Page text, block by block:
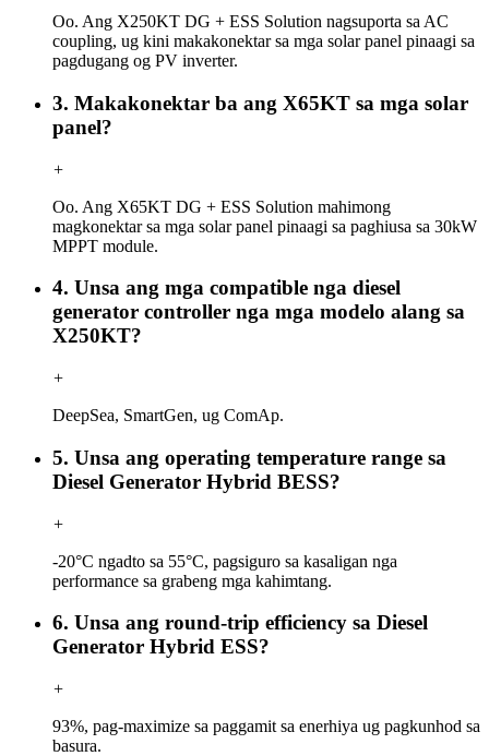
Oo. Ang X250KT DG + ESS Solution nagsuporta sa AC
coupling, ug kini makakonektar sa mga solar panel pinaagi sa
pagdugang og PV inverter.
3. Makakonektar ba ang X65KT sa mga solar
panel?
+
Oo. Ang X65KT DG + ESS Solution mahimong
magkonektar sa mga solar panel pinaagi sa paghiusa sa 30kW
MPPT module.
4. Unsa ang mga compatible nga diesel
generator controller nga mga modelo alang sa
X250KT?
+
DeepSea, SmartGen, ug ComAp.
5. Unsa ang operating temperature range sa
Diesel Generator Hybrid BESS?
+
-20°C ngadto sa 55°C, pagsiguro sa kasaligan nga
performance sa grabeng mga kahimtang.
6. Unsa ang round-trip efficiency sa Diesel
Generator Hybrid ESS?
+
93%, pag-maximize sa paggamit sa enerhiya ug pagkunhod sa
basura.